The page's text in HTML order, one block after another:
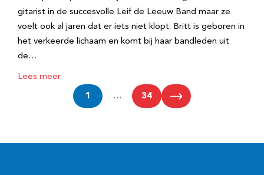
gitarist in de succesvolle Leif de Leeuw Band maar ze
voelt ook al jaren dat er iets niet klopt. Britt is geboren in
het verkeerde lichaam en komt bij haar bandleden uit
de…
Lees meer
1 … 34